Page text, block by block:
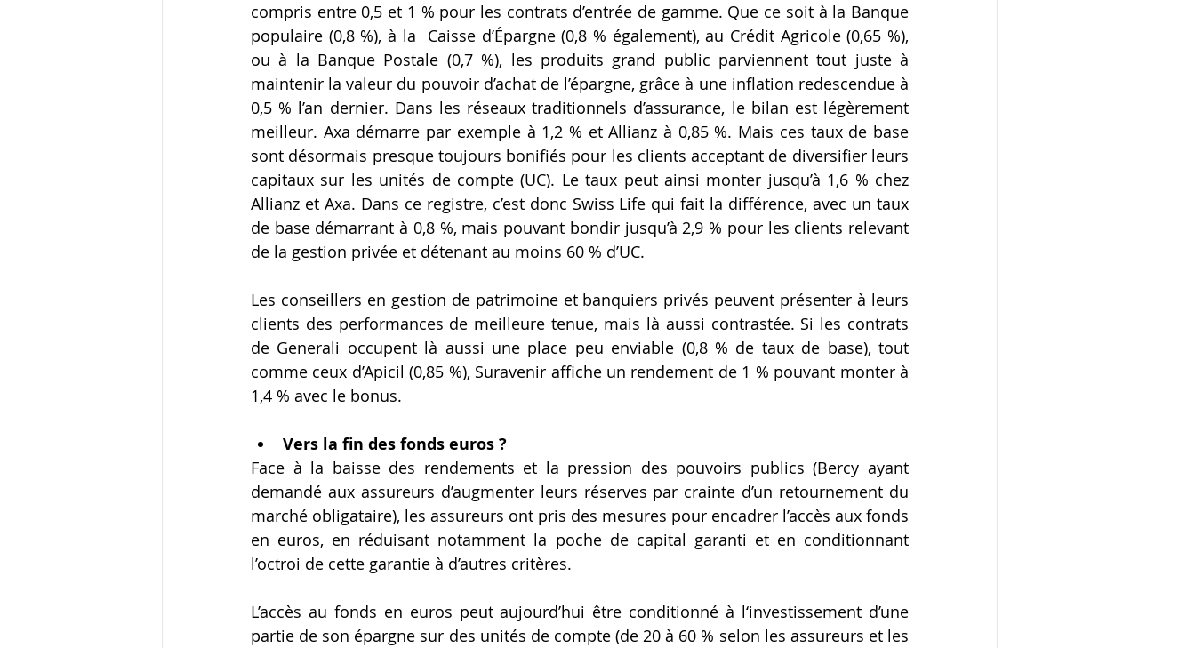
compris entre 0,5 et 1 % pour les contrats d’entrée de gamme. Que ce soit à la Banque
populaire (0,8 %), à la  Caisse d’Épargne (0,8 % également), au Crédit Agricole (0,65 %),
ou à la Banque Postale (0,7 %), les produits grand public parviennent tout juste à
maintenir la valeur du pouvoir d’achat de l’épargne, grâce à une inflation redescendue à
0,5 % l’an dernier. Dans les réseaux traditionnels d’assurance, le bilan est légèrement
meilleur. Axa démarre par exemple à 1,2 % et Allianz à 0,85 %. Mais ces taux de base
sont désormais presque toujours bonifiés pour les clients acceptant de diversifier leurs
capitaux sur les unités de compte (UC). Le taux peut ainsi monter jusqu’à 1,6 % chez
Allianz et Axa. Dans ce registre, c’est donc Swiss Life qui fait la différence, avec un taux
de base démarrant à 0,8 %, mais pouvant bondir jusqu’à 2,9 % pour les clients relevant
de la gestion privée et détenant au moins 60 % d’UC.
Les conseillers en gestion de patrimoine et banquiers privés peuvent présenter à leurs
clients des performances de meilleure tenue, mais là aussi contrastée. Si les contrats
de Generali occupent là aussi une place peu enviable (0,8 % de taux de base), tout
comme ceux d’Apicil (0,85 %), Suravenir affiche un rendement de 1 % pouvant monter à
1,4 % avec le bonus.
Vers la fin des fonds euros ?
Face à la baisse des rendements et la pression des pouvoirs publics (Bercy ayant
demandé aux assureurs d’augmenter leurs réserves par crainte d’un retournement du
marché obligataire), les assureurs ont pris des mesures pour encadrer l’accès aux fonds
en euros, en réduisant notamment la poche de capital garanti et en conditionnant
l’octroi de cette garantie à d’autres critères.
L’accès au fonds en euros peut aujourd’hui être conditionné à l‘investissement d’une
partie de son épargne sur des unités de compte (de 20 à 60 % selon les assureurs et les